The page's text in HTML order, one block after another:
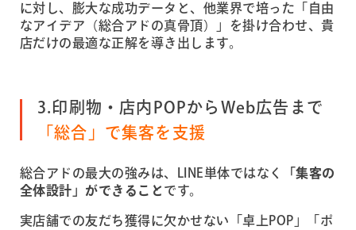
に対し、膨大な成功データと、他業界で培った「自由
なアイデア（総合アドの真骨頂）」を掛け合わせ、貴
店だけの最適な正解を導き出します。
3.印刷物・店内POPからWeb広告まで
「総合」で集客を支援
総合アドの最大の強みは、LINE単体ではなく
「集客の
全体設計」ができること です。
実店舗での友だち獲得に欠かせない「卓上POP」「ポ